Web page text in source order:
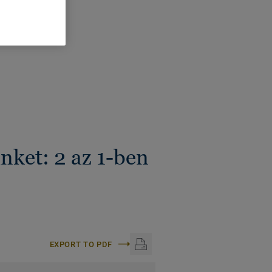
2 az 1-ben
EXPORT TO PDF